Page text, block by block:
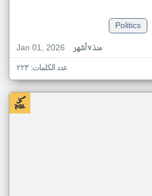
Politics
Jan 01, 2026
منذ ٧ أشهر
عدد الكلمات: ٢٢٣